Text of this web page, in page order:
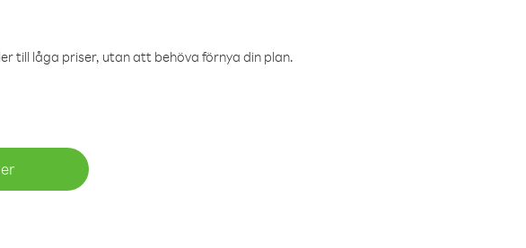
till låga priser, utan att behöva förnya din plan.